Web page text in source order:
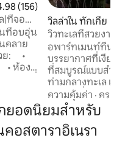
นนเฉลี่ย 4.98 จาก 5, 156 รีวิว
(156)
ล|ที่จอด
นที่อบอุ่น
คลาย
• ห้อง
งครัวที่
บน้ำ
ดควีน
บบ
2 แห่ง
วิลล่าใน ทักเกีย
วิวทะเลที่สวยงาม
จากทะเล
อพาร์ทเมนท์ที่น่า
บรรยากาศที่เงียบ
ที่สมบูรณ์แบบสำห
ท่ามกลางทะเล แส
อัญมณีที่แท้จริงของบ้า
สำหรับการรับประ
อ่านหนังสือยามพ
เพียงแค่ปล่อยให้ตั
สวนส่วนตัวมีมุมร่
ความคุ้มค่า · ครอบ
ยอดนิยมสำหรับ
อสตาราอิเนรา